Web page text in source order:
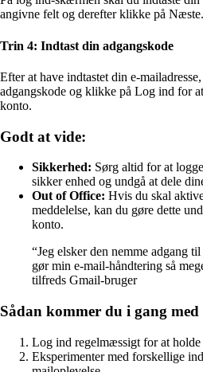
angivne felt og derefter klikke på Næste.
Trin 4: Indtast din adgangskode
Efter at have indtastet din e-
adgangskode og klikke på Log ind for
konto.
Godt at vide:
Sikkerhed: Sørg altid for at
sikker enhed og undgå at dele
Out of Office: Hvis du skal
meddelelse, kan du gøre dette
konto.
“Jeg elsker den nemme adgang
gør min e-mail-håndtering så
tilfreds Gmail-bruger
Sådan kommer du i gang
Log ind regelmæssigt for at
Eksperimenter med forskellige